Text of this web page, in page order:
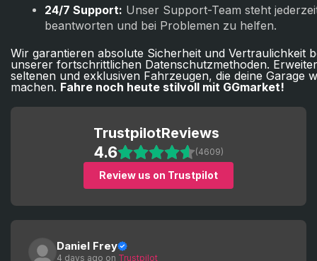
24/7 Support: Unser Support-Team steht
beantworten und bei Problemen zu helfen.
Wir garantieren absolute Sicherheit und Vertraulichkeit
unserer fortschrittlichen Datenschutzmethoden.
seltenen und exklusiven Fahrzeugen, die deine Garage
machen. Fahre noch heute stilvoll mit GGmarket!
TrustpilotReviews
4.6 (4609)
Review us on Trustpilot
Daniel Frey
4 days ago on Trustpilot